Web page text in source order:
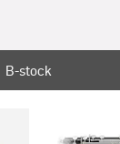
B-stock
B-stock